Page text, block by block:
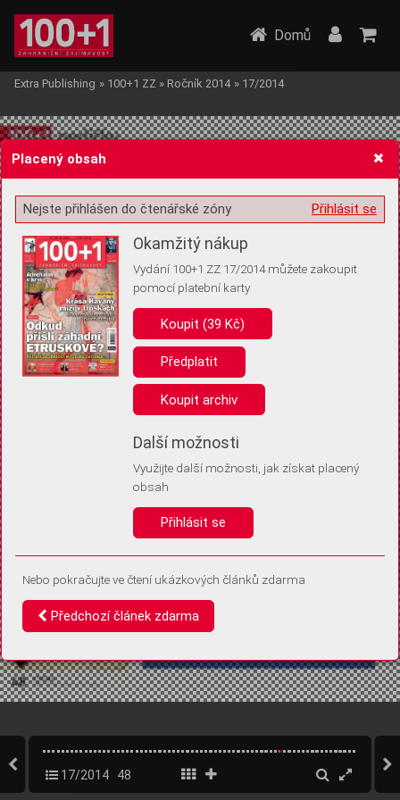
Žádost o souhlas s ukládáním volitelných informací
Pro základní fungování webu nepotřebujeme ukládat žádné informace
(tzv. cookies apod.). Rádi bychom vás ale požádali o souhlas s
uložením volitelných informací:
Anonymní unikátní ID
Díky němu příště poznáme, že se jedná o stejné zařízení, a
Identifikátor je zcela anonymní.
Vaše souhlasy a odmítnutí si ukládáme do vašeho zařízení, abychom se
vás už příště znovu neptali. Můžete je kdykoli později upravit ve Správě
Domů
Extra Publishing » 100+1 ZZ » Ročník 2014 » 17/2014
17/2014 48
Placený obsah
Přihlásit se
Nejste přihlášen do čtenářské zóny
Okamžitý nákup
Vydání 100+1 ZZ 17/2014 můžete zakoupit
pomocí platební karty
Koupit (39 Kč)
Předplatit
Koupit archiv
Další možnosti
Využijte další možnosti, jak získat placený
obsah
Přihlásit se
Nebo pokračujte ve čtení ukázkových článků zdarma
Předchozí článek zdarma